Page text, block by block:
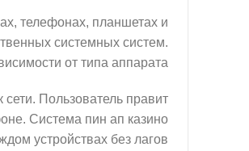
телефонах, планшетах и
системных систем.
от типа аппарата.
Пользователь правит
Система пин ап казино
устройствах без лагов.